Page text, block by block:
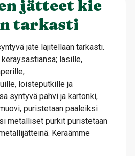
jätteet kie
tarkasti
jäte lajitellaan tarkasti.
lasille,
loisteputkille ja
syntyvä pahvi ja kartonki,
puristetaan paaleiksi
metalliset purkit puristetaan
Keräämme